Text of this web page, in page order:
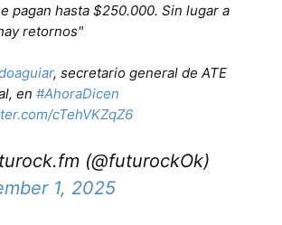
pagan hasta $250.000. Sin lugar a
retornos"
, secretario general de ATE
en #AhoraDicen
cTehVKZqZ6
(@futurockOk)
1, 2025